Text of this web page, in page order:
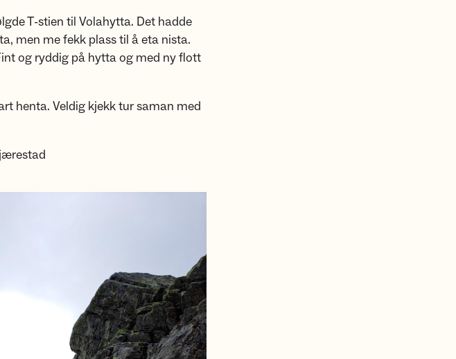
T-stien til Volahytta. Det hadde
men me fekk plass til å eta nista.
og ryddig på hytta og med ny flott
henta. Veldig kjekk tur saman med